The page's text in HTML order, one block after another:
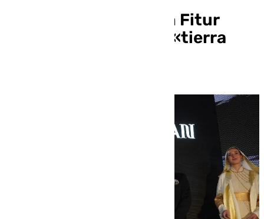
Andalucía aterriza en Fitur
presumiendo de una «tierra